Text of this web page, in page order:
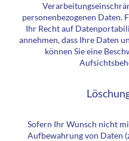
personenbezogenen Daten.
Ihr Recht auf
annehmen, dass Ihre Daten
können Sie eine
Sofern Ihr Wunsch nicht
Aufbewahrung von Daten